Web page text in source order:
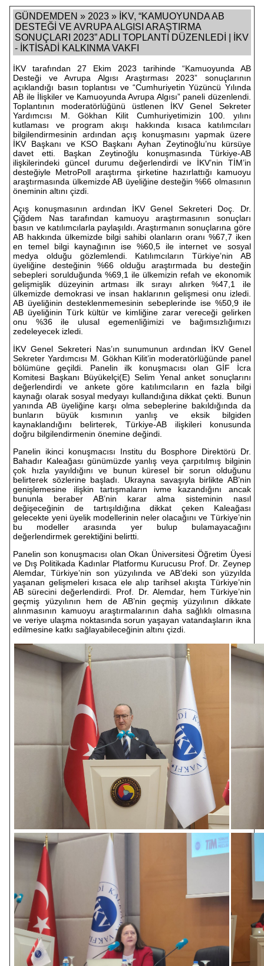
GÜNDEMDEN » 2023 » İKV, “KAMUOYUNDA AB
DESTEĞİ VE AVRUPA ALGISI ARAŞTIRMA
SONUÇLARI 2023” ADLI TOPLANTI DÜZENLEDİ | İKV
- İKTİSADİ KALKINMA VAKFI
İKV tarafından 27 Ekim 2023 tarihinde “Kamuoyunda AB
Desteği ve Avrupa Algısı Araştırması 2023” sonuçlarının
açıklandığı basın toplantısı ve “Cumhuriyetin Yüzüncü Yılında
AB ile İlişkiler ve Kamuoyunda Avrupa Algısı” paneli düzenlendi.
Toplantının moderatörlüğünü üstlenen İKV Genel Sekreter
Yardımcısı M. Gökhan Kilit Cumhuriyetimizin 100. yılını
kutlaması ve program akışı hakkında kısaca katılımcıları
bilgilendirmesinin ardından açış konuşmasını yapmak üzere
İKV Başkanı ve KSO Başkanı Ayhan Zeytinoğlu’nu kürsüye
davet etti. Başkan Zeytinoğlu konuşmasında Türkiye-AB
ilişkilerindeki güncel durumu değerlendirdi ve İKV’nin TİM’in
desteğiyle MetroPoll araştırma şirketine hazırlattığı kamuoyu
araştırmasında ülkemizde AB üyeliğine desteğin %66 olmasının
öneminin altını çizdi.
Açış konuşmasının ardından İKV Genel Sekreteri Doç. Dr.
Çiğdem Nas tarafından kamuoyu araştırmasının sonuçları
basın ve katılımcılarla paylaşıldı. Araştırmanın sonuçlarına göre
AB hakkında ülkemizde bilgi sahibi olanların oranı %67,7 iken
en temel bilgi kaynağının ise %60,5 ile internet ve sosyal
medya olduğu gözlemlendi. Katılımcıların Türkiye’nin AB
üyeliğine desteğinin %66 olduğu araştırmada bu desteğin
sebepleri sorulduğunda %69,1 ile ülkemizin refah ve ekonomik
gelişmişlik düzeyinin artması ilk sırayı alırken %47,1 ile
ülkemizde demokrasi ve insan haklarının gelişmesi onu izledi.
AB üyeliğinin desteklenmemesinin sebeplerinde ise %50,9 ile
AB üyeliğinin Türk kültür ve kimliğine zarar vereceği gelirken
onu %36 ile ulusal egemenliğimizi ve bağımsızlığımızı
zedeleyecek izledi.
İKV Genel Sekreteri Nas’ın sunumunun ardından İKV Genel
Sekreter Yardımcısı M. Gökhan Kilit’in moderatörlüğünde panel
bölümüne geçildi. Panelin ilk konuşmacısı olan GİF İcra
Komitesi Başkanı Büyükelçi(E) Selim Yenal anket sonuçlarını
değerlendirdi ve ankete göre katılımcıların en fazla bilgi
kaynağı olarak sosyal medyayı kullandığına dikkat çekti. Bunun
yanında AB üyeliğine karşı olma sebeplerine bakıldığında da
bunların büyük kısmının yanlış ve eksik bilgiden
kaynaklandığını belirterek, Türkiye-AB ilişkileri konusunda
doğru bilgilendirmenin önemine değindi.
Panelin ikinci konuşmacısı Institu du Bosphore Direktörü Dr.
Bahadır Kaleağası günümüzde yanlış veya çarpıtılmış bilginin
çok hızla yayıldığını ve bunun küresel bir sorun olduğunu
belirterek sözlerine başladı. Ukrayna savaşıyla birlikte AB’nin
genişlemesine ilişkin tartışmaların ivme kazandığını ancak
bununla beraber AB’nin karar alma sisteminin nasıl
değişeceğinin de tartışıldığına dikkat çeken Kaleağası
gelecekte yeni üyelik modellerinin neler olacağını ve Türkiye’nin
bu modeller arasında yer bulup bulamayacağını
değerlendirmek gerektiğini belirtti.
Panelin son konuşmacısı olan Okan Üniversitesi Öğretim Üyesi
ve Dış Politikada Kadınlar Platformu Kurucusu Prof. Dr. Zeynep
Alemdar, Türkiye’nin son yüzyılında ve AB’deki son yüzyılda
yaşanan gelişmeleri kısaca ele alıp tarihsel akışta Türkiye’nin
AB sürecini değerlendirdi. Prof. Dr. Alemdar, hem Türkiye’nin
geçmiş yüzyılının hem de AB’nin geçmiş yüzyılının dikkate
alınmasının kamuoyu araştırmalarının daha sağlıklı olmasına
ve veriye ulaşma noktasında sorun yaşayan vatandaşların ikna
edilmesine katkı sağlayabileceğinin altını çizdi.